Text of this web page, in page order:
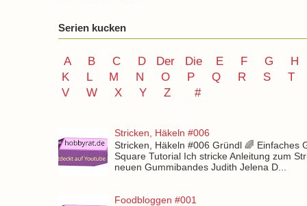
Serien kucken
A B C D Der Die E F G
H
K
L M N O P Q R S
T
V
W X Y Z #
Stricken, Häkeln #006
Stricken, Häkeln #006 Gründl 🌈 Einfaches
Square Tutorial Ich stricke Anleitung zum
neuen Gummibandes Judith Jelena D...
Foodbloggen #001